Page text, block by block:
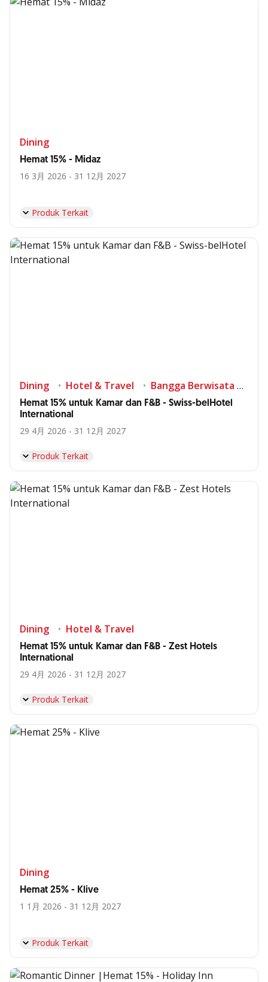
Dining
Hemat 15% - Midaz
16 3月 2026 - 31 12月 2027
Produk Terkait
Dining Hotel & Travel Bangga Berwisata di Indonesia
Hemat 15% untuk Kamar dan F&B - Swiss-belHotel
International
29 4月 2026 - 31 12月 2027
Produk Terkait
Dining Hotel & Travel
Hemat 15% untuk Kamar dan F&B - Zest Hotels
International
29 4月 2026 - 31 12月 2027
Produk Terkait
Dining
Hemat 25% - Klive
1 1月 2026 - 31 12月 2027
Produk Terkait